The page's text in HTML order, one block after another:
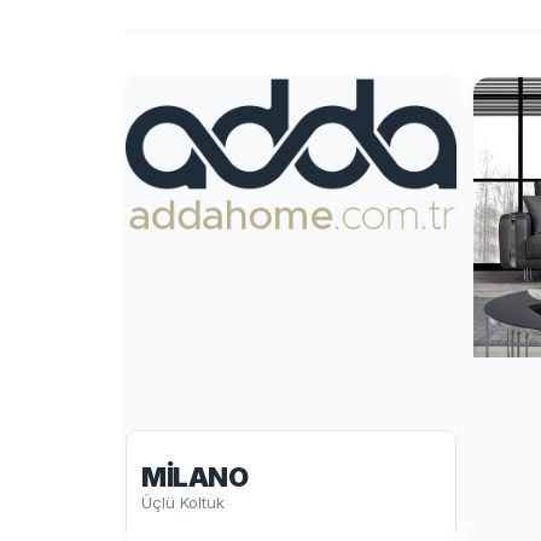
MILANO
Üçlü Koltuk